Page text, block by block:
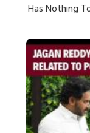
Has Nothing